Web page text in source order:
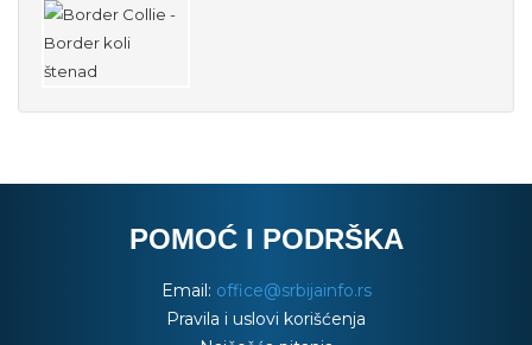
POMOĆ I PODRŠKA
Email: office@srbijainfo.rs
Pravila i uslovi korišćenja